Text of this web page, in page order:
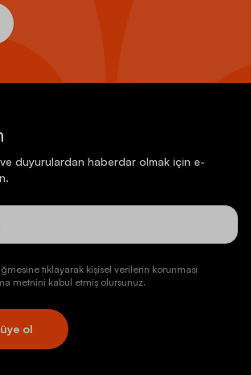
duyurulardan haberdar olmak için e-
tıklayarak kişisel verilerin korunması
metnini kabul etmiş olursunuz.
ol